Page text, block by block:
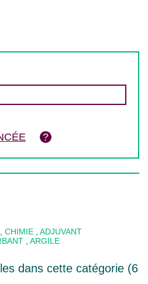
CHIMIE
ADJUVANT
ARGILE
dans cette catégorie (6